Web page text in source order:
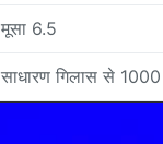
मूसा 6.5
साधारण गिलास से 1000